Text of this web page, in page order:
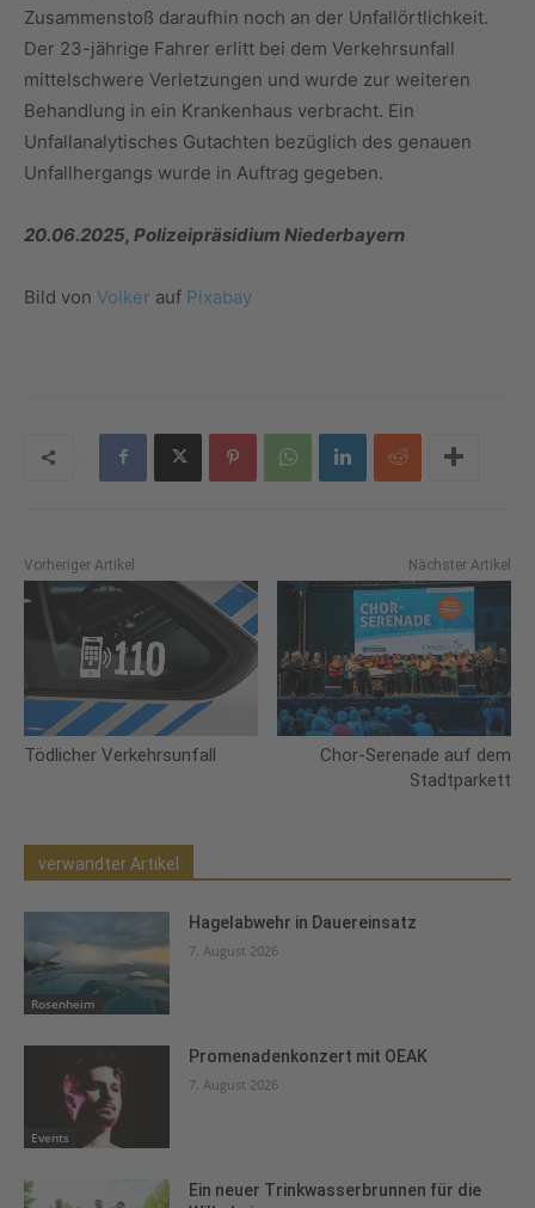
Zusammenstoß daraufhin noch an der Unfallörtlichkeit.
Der 23-jährige Fahrer erlitt bei dem Verkehrsunfall
mittelschwere Verletzungen und wurde zur weiteren
Behandlung in ein Krankenhaus verbracht. Ein
Unfallanalytisches Gutachten bezüglich des genauen
Unfallhergangs wurde in Auftrag gegeben.
20.06.2025, Polizeipräsidium Niederbayern
Bild von Volker auf Pixabay
Vorheriger Artikel
Tödlicher Verkehrsunfall
Nächster Artikel
Chor-Serenade auf dem
Stadtparkett
verwandter Artikel
Rosenheim
Hagelabwehr in Dauereinsatz
7. August 2026
Events
Promenadenkonzert mit OEAK
7. August 2026
Ein neuer Trinkwasserbrunnen für die